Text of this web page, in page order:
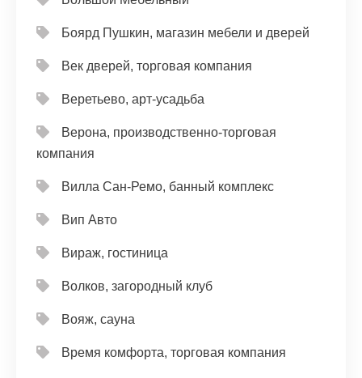
Боярд Пушкин, магазин мебели и дверей
Век дверей, торговая компания
Веретьево, арт-усадьба
Верона, производственно-торговая
компания
Вилла Сан-Ремо, банный комплекс
Вип Авто
Вираж, гостиница
Волков, загородный клуб
Вояж, сауна
Время комфорта, торговая компания